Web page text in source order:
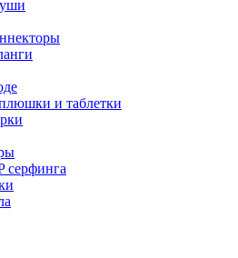
и таблетки
серфинга